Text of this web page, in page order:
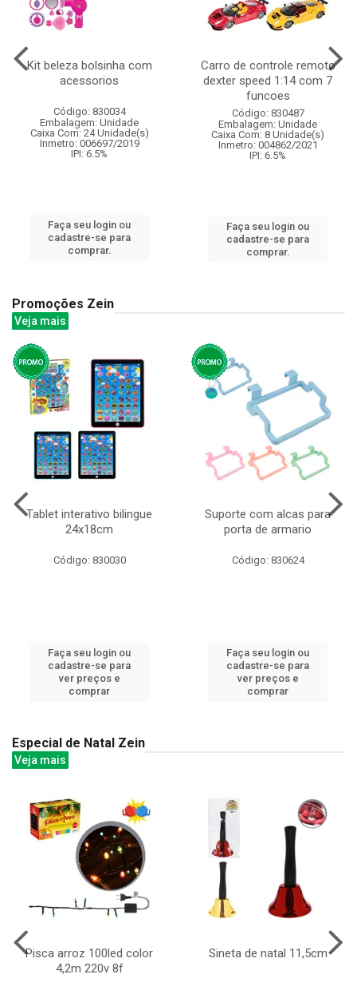
Kit beleza bolsinha com
acessorios
Código: 830034
Embalagem: Unidade
Caixa Com: 24 Unidade(s)
Inmetro: 006697/2019
IPI: 6.5%
Faça seu login ou
cadastre-se para
comprar.
Carro de controle remoto
dexter speed 1:14 com 7
funcoes
Código: 830487
Embalagem: Unidade
Caixa Com: 8 Unidade(s)
Inmetro: 004862/2021
IPI: 6.5%
Faça seu login ou
cadastre-se para
comprar.
Promoções Zein
Veja mais
Tablet interativo bilingue
24x18cm
Código: 830030
Faça seu login ou
cadastre-se para
ver preços e
comprar
Suporte com alcas para
porta de armario
Código: 830624
Faça seu login ou
cadastre-se para
ver preços e
comprar
Especial de Natal Zein
Veja mais
Pisca arroz 100led color
4,2m 220v 8f
Sineta de natal 11,5cm